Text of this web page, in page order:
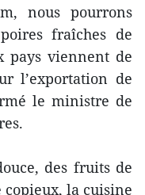
nous pourrons
fraîches de
pays viennent de
l’exportation de
le ministre de
des fruits de
la cuisine